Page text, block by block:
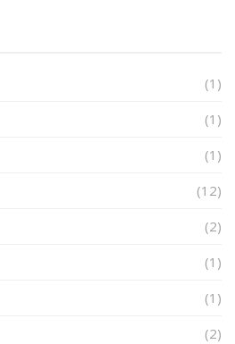
(1)
(1)
(1)
(12)
(2)
(1)
(1)
(2)